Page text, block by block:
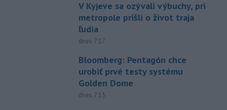
V Kyjeve sa ozývali výbuchy, pri
metropole prišli o život traja
ľudia
dnes 7:17
Bloomberg: Pentagón chce
urobiť prvé testy systému
Golden Dome
dnes 7:15